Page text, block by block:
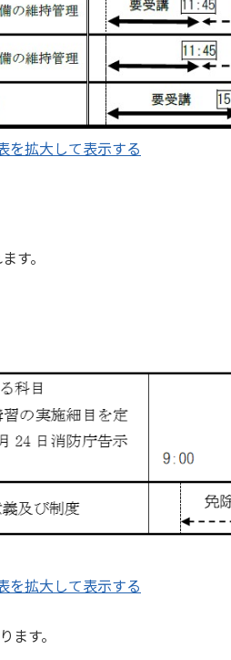
を拡大して表示する
す。
を拡大して表示する
す。